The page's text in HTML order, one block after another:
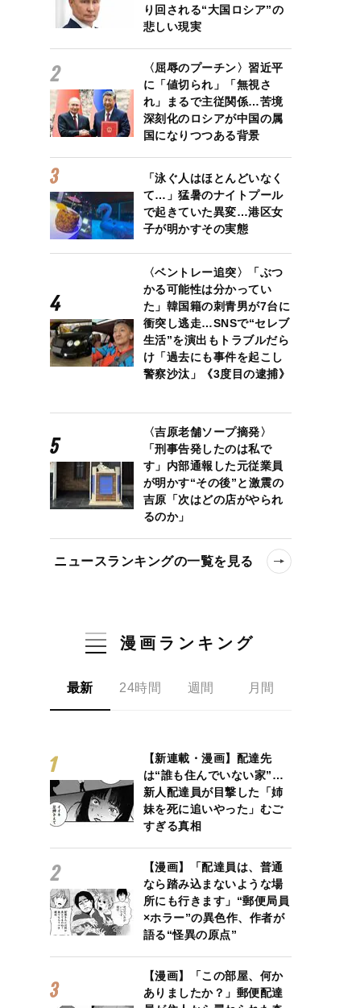
り回される“大国ロシア”の
悲しい現実
〈屈辱のプーチン〉習近平
に「値切られ」「無視さ
れ」まるで主従関係…苦境
深刻化のロシアが中国の属
国になりつつある背景
「泳ぐ人はほとんどいなく
て…」猛暑のナイトプール
で起きていた異変…港区女
子が明かすその実態
〈ベントレー追突〉「ぶつ
かる可能性は分かってい
た」韓国籍の刺青男が7台に
衝突し逃走…SNSで“セレブ
生活”を演出もトラブルだら
け「過去にも事件を起こし
警察沙汰」《3度目の逮捕》
〈吉原老舗ソープ摘発〉
「刑事告発したのは私で
す」内部通報した元従業員
が明かす“その後”と激震の
吉原「次はどの店がやられ
るのか」
ニュースランキングの一覧を見る
漫画ランキング
最新 24時間 週間 月間
【新連載・漫画】配達先
は“誰も住んでいない家”…
新人配達員が目撃した「姉
妹を死に追いやった」むご
すぎる真相
【漫画】「配達員は、普通
なら踏み込まないような場
所にも行きます」“郵便局員
×ホラー”の異色作、作者が
語る“怪異の原点”
【漫画】「この部屋、何か
ありましたか？」郵便配達